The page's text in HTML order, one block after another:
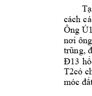
cách
Ông
nơi ông
trũng,
Đ13 h
T2có
móc